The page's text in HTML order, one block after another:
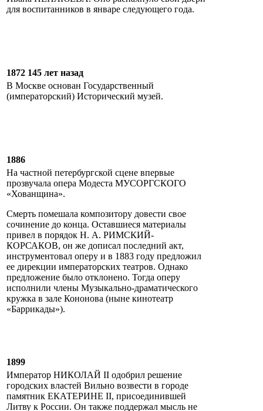
для воспитанников в январе следующего года.
1872 145 лет назад
В Москве основан Государственный
(императорский) Исторический музей.
1886
На частной петербургской сцене впервые
прозвучала опера Модеста МУСОРГСКОГО
«Хованщина».
Смерть помешала композитору довести свое
сочинение до конца. Оставшиеся материалы
привел в порядок Н. А. РИМСКИЙ-
КОРСАКОВ, он же дописал последний акт,
инструментовал оперу и в 1883 году предложил
ее дирекции императорских театров. Однако
предложение было отклонено. Тогда оперу
исполнили члены Музыкально-драматического
кружка в зале Кононова (ныне кинотеатр
«Баррикады»).
1899
Император НИКОЛАЙ II одобрил решение
городских властей Вильно возвести в городе
памятник ЕКАТЕРИНЕ II, присоединившей
Литву к России. Он также поддержал мысль не